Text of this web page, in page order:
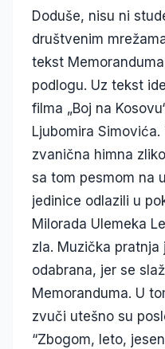
Doduše, nisu ni
društvenim
tekst
podlogu. Uz tekst
filma „Boj na
Ljubomira
zvanična himna
sa tom pesmom na
jedinice odlazili u
Milorada Ulemeka
zla. Muzička
odabrana, jer se
Memoranduma. U
zvuči utešno su
“Zbogom, leto,